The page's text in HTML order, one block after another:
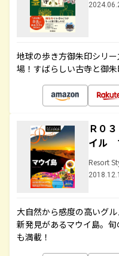
地球の歩き方御朱印シリ
場！すばらしい古寺と御
Ｒ０
イル
Resort
大自然から感度の高いグ
新発見があるマウイ島。
も満載！